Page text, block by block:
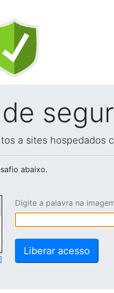
a sites hospedados
abaixo.
Digite a palavra na